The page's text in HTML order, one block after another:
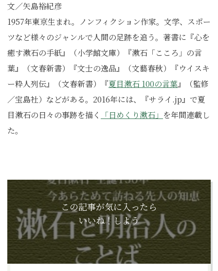
文／矢島裕紀彦
1957年東京生まれ。ノンフィクション作家。文学、スポー
ツなど様々のジャンルで人間の足跡を追う。著書に『心を
癒す漱石の手紙』（小学館文庫）『漱石「こころ」の言
葉』（文春新書）『文士の逸品』（文藝春秋）『ウイスキ
ー粋人列伝』（文春新書）『夏目漱石 100の言葉』（監修
／宝島社）などがある。2016年には、『サライ.jp』で夏
目漱石の日々の事跡を描く
「日めくり漱石」 を年間連載し
た。
この記事が気に入ったら
いいね！しよう